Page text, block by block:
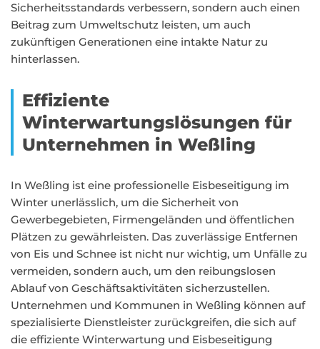
Sicherheitsstandards verbessern, sondern auch einen
Beitrag zum Umweltschutz leisten, um auch
zukünftigen Generationen eine intakte Natur zu
hinterlassen.
Effiziente
Winterwartungslösungen für
Unternehmen in Weßling
In Weßling ist eine professionelle Eisbeseitigung im
Winter unerlässlich, um die Sicherheit von
Gewerbegebieten, Firmengeländen und öffentlichen
Plätzen zu gewährleisten. Das zuverlässige Entfernen
von Eis und Schnee ist nicht nur wichtig, um Unfälle zu
vermeiden, sondern auch, um den reibungslosen
Ablauf von Geschäftsaktivitäten sicherzustellen.
Unternehmen und Kommunen in Weßling können auf
spezialisierte Dienstleister zurückgreifen, die sich auf
die effiziente Winterwartung und Eisbeseitigung